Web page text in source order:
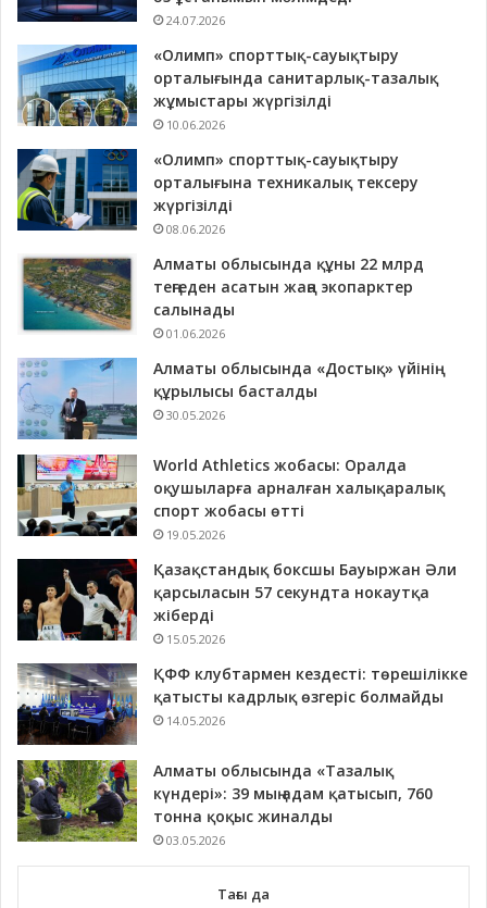
24.07.2026
«Олимп» спорттық-сауықтыру
орталығында санитарлық-тазалық
жұмыстары жүргізілді
10.06.2026
«Олимп» спорттық-сауықтыру
орталығына техникалық тексеру
жүргізілді
08.06.2026
Алматы облысында құны 22 млрд
теңгеден асатын жаңа экопарктер
салынады
01.06.2026
Алматы облысында «Достық» үйінің
құрылысы басталды
30.05.2026
World Athletics жобасы: Оралда
оқушыларға арналған халықаралық
спорт жобасы өтті
19.05.2026
Қазақстандық боксшы Бауыржан Әли
қарсыласын 57 секундта нокаутқа
жіберді
15.05.2026
ҚФФ клубтармен кездесті: төрешілікке
қатысты кадрлық өзгеріс болмайды
14.05.2026
Алматы облысында «Тазалық
күндері»: 39 мың адам қатысып, 760
тонна қоқыс жиналды
03.05.2026
Тағы да